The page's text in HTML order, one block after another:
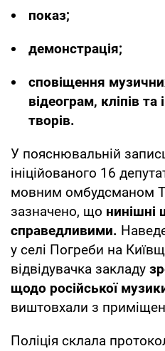
показ;
демонстрація;
сповіщення
відеограм, кліпів
творів.
У пояснювальній
ініційованого 16
мовним омбудсманом
зазначено, що нинішні
справедливими.
у селі Погреби на
відвідувачка закладу
щодо російської
виштовхали з
Поліція склала